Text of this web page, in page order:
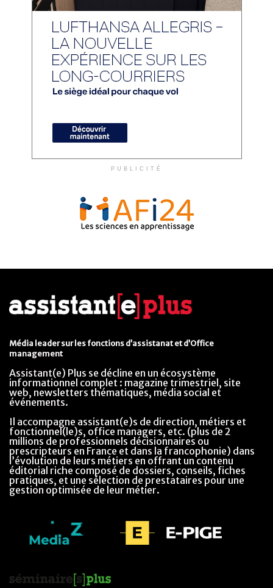
PUBLICITÉ
Média leader sur les fonctions d’assistanat et d’Office
management
Assistant(e) Plus se décline en un écosystème
informationnel complet : magazine trimestriel, site
web, newsletters thématiques, média social et
événements.
Il accompagne assistant(e)s de direction, métiers et
fonctionnel(le)s, office managers, etc. (plus de 2
millions de professionnels décisionnaires ou
prescripteurs en France et dans la francophonie) dans
l’évolution de leurs métiers en offrant un contenu
éditorial riche composé de dossiers, conseils, fiches
pratiques, et une sélection de prestataires pour une
gestion optimisée de leur métier.